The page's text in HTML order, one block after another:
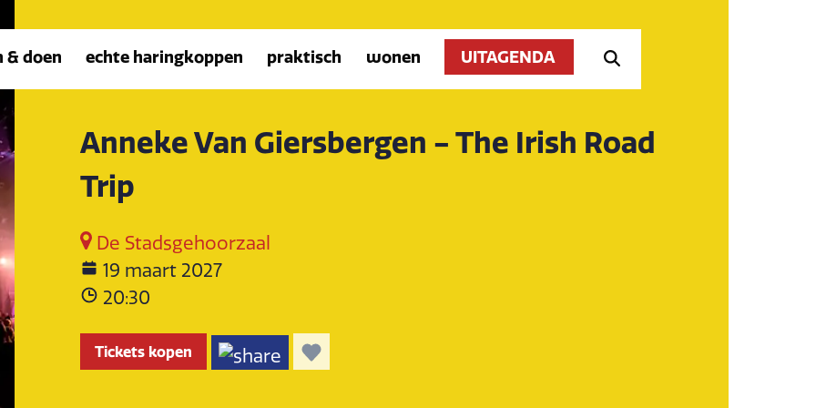
& doen echte haringkoppen praktisch wonen UITAGENDA
Anneke Van Giersbergen - The Irish Road
Trip
De Stadsgehoorzaal
19 maart 2027
20:30
Tickets kopen